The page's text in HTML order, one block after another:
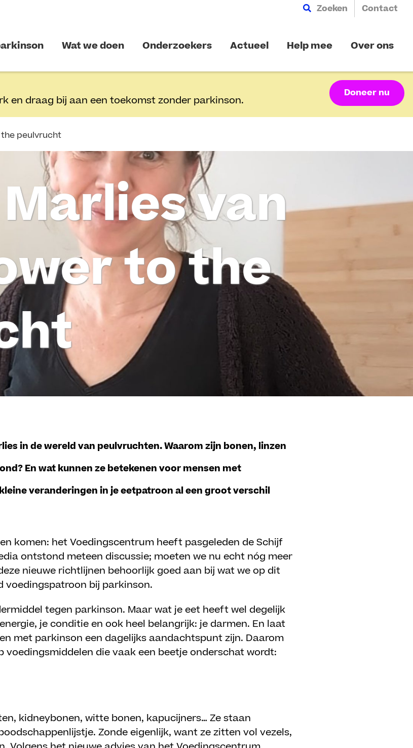
Zoeken Contact
Wat we doen Onderzoekers Actueel Help mee Over ons
en draag bij aan een toekomst zonder parkinson.
Doneer nu
the peulvrucht
van
to the
in de wereld van peulvruchten. Waarom zijn bonen, linzen
En wat kunnen ze betekenen voor mensen met
veranderingen in je eetpatroon al een groot verschil
komen: het Voedingscentrum heeft pasgeleden de Schijf
ontstond meteen discussie; moeten we nu echt nóg meer
nieuwe richtlijnen behoorlijk goed aan bij wat we op dit
voedingspatroon bij parkinson.
tegen parkinson. Maar wat je eet heeft wel degelijk
je conditie en ook heel belangrijk: je darmen. En laat
met parkinson een dagelijks aandachtspunt zijn. Daarom
voedingsmiddelen die vaak een beetje onderschat wordt:
kidneybonen, witte bonen, kapucijners… Ze staan
Zonde eigenlijk, want ze zitten vol vezels,